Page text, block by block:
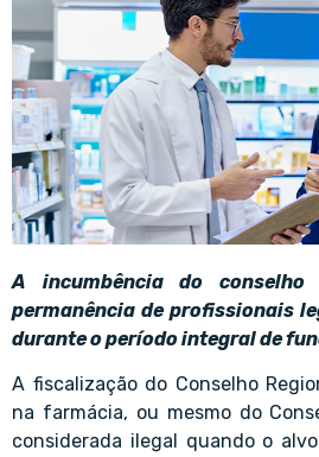
A incumbência do
permanência de profissionais
durante o período integral de
A fiscalização do Conselho
na farmácia, ou mesmo do
considerada ilegal quando o